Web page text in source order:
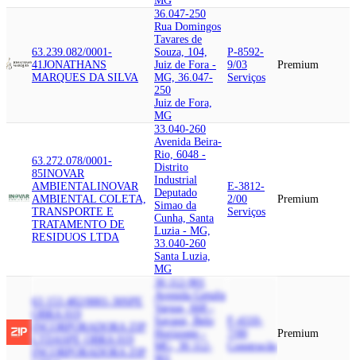
63.239.082/0001-
41JONATHANS
MARQUES DA SILVA
36.047-250
Rua Domingos
Tavares de
Souza, 104,
Juiz de Fora -
MG, 36.047-
250
Juiz de Fora,
MG
P-8592-
9/03
Serviços
Premium
63.272.078/0001-
85INOVAR
AMBIENTALINOVAR
AMBIENTAL COLETA,
TRANSPORTE E
TRATAMENTO DE
RESIDUOS LTDA
33.040-260
Avenida Beira-
Rio, 6048 -
Distrito
Industrial
Deputado
Simao da
Cunha, Santa
Luzia - MG,
33.040-260
Santa Luzia,
MG
E-3812-
2/00
Serviços
Premium
63.153.482/0001-30SPE
OBRA 019
INCORPORADORA ZIP
LTDA SPE OBRA 019
INCORPORADORA ZIP
30.112-901
Avenida Getulio
Vargas, 668 -
Savassi, Belo
Horizonte -
MG, 30.112-
F-4110-
7/00
Construção
Premium